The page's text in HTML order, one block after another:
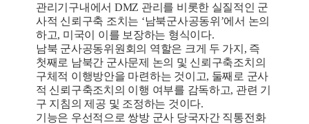
관리기구내에서 DMZ 관리를 비롯한 실질적인 군
사적 신뢰구축 조치는 ‘남북군사공동위’에서 논의
하고, 미국이 이를 보장하는 형식이다.
남북 군사공동위원회의 역할은 크게 두 가지, 즉
첫째로 남북간 군사문제 논의 및 신뢰구축조치의
구체적 이행방안을 마련하는 것이고, 둘째로 군사
적 신뢰구축조치의 이행 여부를 감독하고, 관련 기
구 지침의 제공 및 조정하는 것이다.
기능은 우선적으로 쌍방 군사 당국자간 직통전화